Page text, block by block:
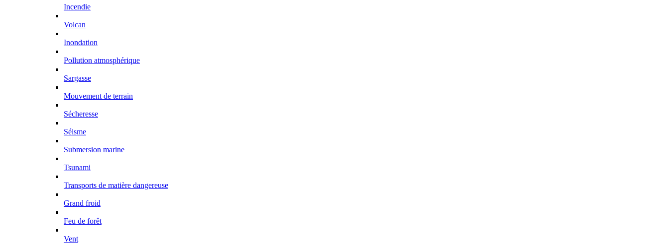
Incendie
Volcan
Inondation
Pollution atmosphérique
Sargasse
Mouvement de terrain
Sécheresse
Séisme
Submersion marine
Tsunami
Transports de matière dangereuse
Grand froid
Feu de forêt
Vent